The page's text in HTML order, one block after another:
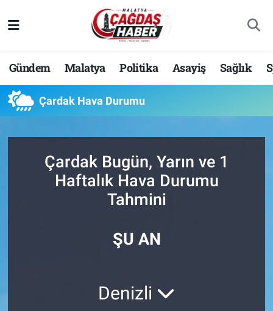
Gündem Malatya Politika Asayiş Sağlık
Çardak Hava Durumu
Çardak Bugün, Yarın ve 1
Haftalık Hava Durumu
Tahmini
ŞU AN
Denizli
Hava Durumu
Malatya Namaz Vakitleri
Trafik Durumu
Süper Lig Puan Durumu ve Fikstür
Son Dakika Haberleri